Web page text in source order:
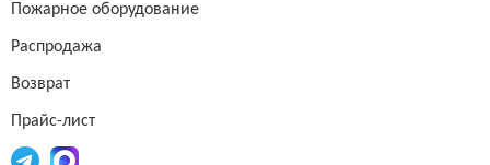
Пожарное оборудование
Распродажа
Возврат
Прайс-лист